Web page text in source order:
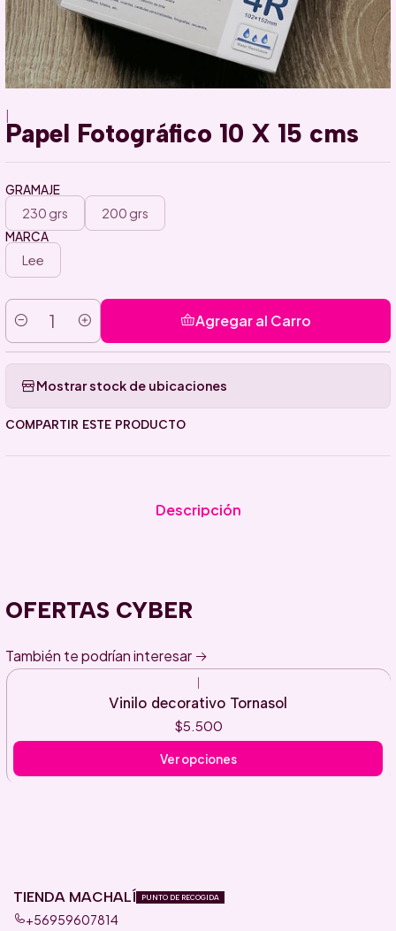
Papel Fotográfico 10 X 15 cms
GRAMAJE
230 grs 200 grs
MARCA
Lee
Cantidad
Agregar al Carro
Mostrar stock de ubicaciones
COMPARTIR ESTE PRODUCTO
Descripción
OFERTAS CYBER
También te podrían interesar
|
Vinilo decorativo Tornasol
$5.500
Ver opciones
TIENDA MACHALÍ PUNTO DE RECOGIDA
+56959607814